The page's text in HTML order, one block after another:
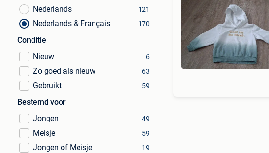
Nederlands 121
Nederlands & Français 170
Conditie
Nieuw
6
Zo goed als nieuw 63
Gebruikt 59
Bestemd voor
Jongen
49
Meisje 59
Jongen of Meisje 19